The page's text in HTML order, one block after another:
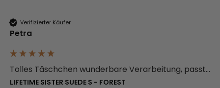
Verifizierter Käufer
Petra
Tolles Täschchen wunderbare Verarbeitung, passt...
LIFETIME SISTER SUEDE S - FOREST